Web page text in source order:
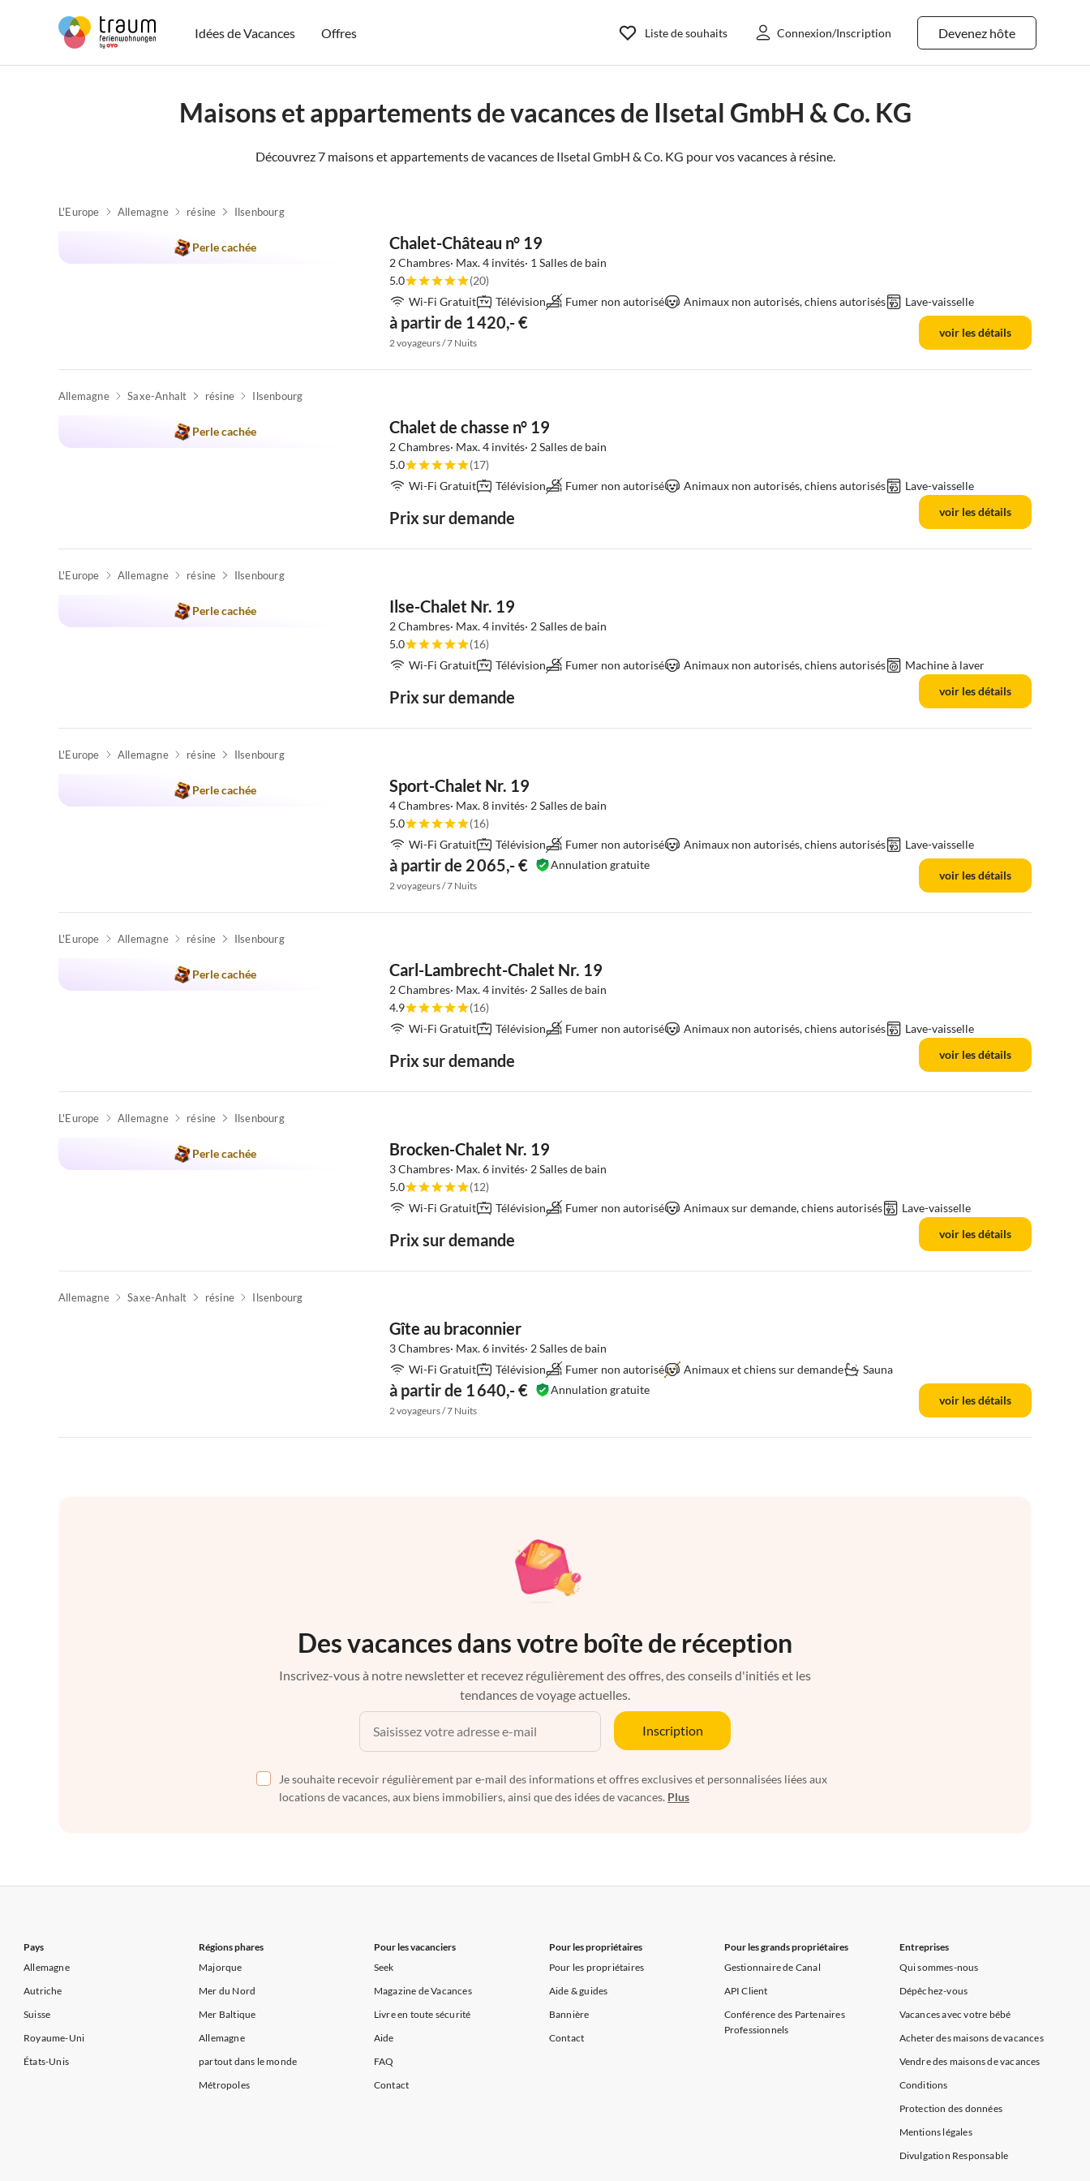
Idées de Vacances Offres Devenez hôte
Liste de souhaits Connexion/Inscription
Maisons et appartements de vacances de Ilsetal GmbH & Co. KG
Découvrez 7 maisons et appartements de vacances de Ilsetal GmbH & Co. KG pour vos vacances à résine.
L'Europe Allemagne résine Ilsenbourg
Perle cachée Chalet-Château n° 19
2 Chambres· Max. 4 invités· 1 Salles de bain
5.0
(20)
Wi-Fi Gratuit
Télévision Fumer non autorisé Animaux non autorisés, chiens autorisés Lave-vaisselle
à partir de 1 420,- €
2 voyageurs / 7 Nuits
voir les détails
Allemagne Saxe-Anhalt résine Ilsenbourg
Perle cachée Chalet de chasse n° 19
2 Chambres· Max. 4 invités· 2 Salles de bain
5.0
(17)
Wi-Fi Gratuit
Télévision Fumer non autorisé Animaux non autorisés, chiens autorisés Lave-vaisselle
Prix sur demande voir les détails
L'Europe Allemagne résine Ilsenbourg
Perle cachée Ilse-Chalet Nr. 19
2 Chambres· Max. 4 invités· 2 Salles de bain
5.0
(16)
Wi-Fi Gratuit
Télévision Fumer non autorisé Animaux non autorisés, chiens autorisés Machine à laver
Prix sur demande voir les détails
L'Europe Allemagne résine Ilsenbourg
Perle cachée Sport-Chalet Nr. 19
4 Chambres· Max. 8 invités· 2 Salles de bain
5.0
(16)
Wi-Fi Gratuit
Télévision Fumer non autorisé Animaux non autorisés, chiens autorisés Lave-vaisselle
à partir de 2 065,- € Annulation gratuite
2 voyageurs / 7 Nuits
voir les détails
L'Europe Allemagne résine Ilsenbourg
Perle cachée Carl-Lambrecht-Chalet Nr. 19
2 Chambres· Max. 4 invités· 2 Salles de bain
4.9
(16)
Wi-Fi Gratuit
Télévision Fumer non autorisé Animaux non autorisés, chiens autorisés Lave-vaisselle
Prix sur demande voir les détails
L'Europe Allemagne résine Ilsenbourg
Perle cachée Brocken-Chalet Nr. 19
3 Chambres· Max. 6 invités· 2 Salles de bain
5.0
(12)
Wi-Fi Gratuit
Télévision Fumer non autorisé Animaux sur demande, chiens autorisés Lave-vaisselle
Prix sur demande voir les détails
Allemagne Saxe-Anhalt résine Ilsenbourg
Gîte au braconnier
3 Chambres· Max. 6 invités· 2 Salles de bain
Wi-Fi Gratuit
Télévision Fumer non autorisé Animaux et chiens sur demande Sauna
à partir de 1 640,- € Annulation gratuite
2 voyageurs / 7 Nuits
voir les détails
Des vacances dans votre boîte de réception
Inscrivez-vous à notre newsletter et recevez régulièrement des offres, des conseils d'initiés et les
tendances de voyage actuelles.
Inscription
Je souhaite recevoir régulièrement par e-mail des informations et offres exclusives et personnalisées liées aux
locations de vacances, aux biens immobiliers, ainsi que des idées de vacances. Plus
Pays
Allemagne
Autriche
Suisse
Royaume-Uni
États-Unis
Régions phares
Majorque
Mer du Nord
Mer Baltique
Allemagne
partout dans le monde
Métropoles
Pour les vacanciers
Seek
Magazine de Vacances
Livre en toute sécurité
Aide
FAQ
Contact
Pour les propriétaires
Pour les propriétaires
Aide & guides
Bannière
Contact
Pour les grands propriétaires
Gestionnaire de Canal
API Client
Conférence des Partenaires
Professionnels
Entreprises
Qui sommes-nous
Dépêchez-vous
Vacances avec votre bébé
Acheter des maisons de vacances
Vendre des maisons de vacances
Conditions
Protection des données
Mentions légales
Divulgation Responsable